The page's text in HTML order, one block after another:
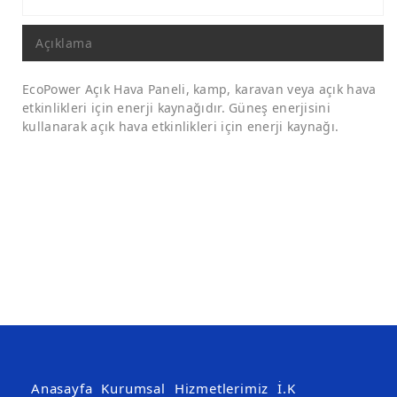
Açıklama
EcoPower Açık Hava Paneli, kamp, karavan veya açık hava
etkinlikleri için enerji kaynağıdır. Güneş enerjisini
kullanarak açık hava etkinlikleri için enerji kaynağı.
Anasayfa Kurumsal Hizmetlerimiz İ.K